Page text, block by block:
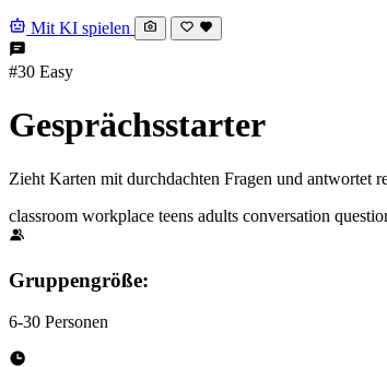
Mit KI spielen
#30 Easy
Gesprächsstarter
Zieht Karten mit durchdachten Fragen und antwortet
classroom workplace teens adults conversation
Gruppengröße:
6-30 Personen